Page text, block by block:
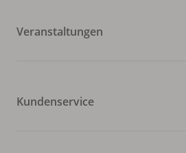
Veranstaltungen
Kundenservice